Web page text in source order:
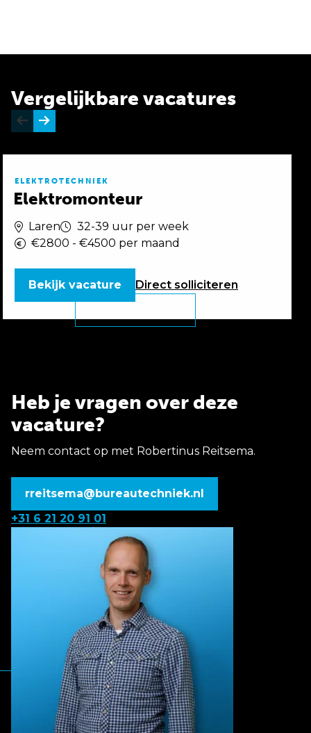
Vergelijkbare vacatures
ELEKTROTECHNIEK
Elektromonteur
Laren
32-39 uur per week
€2800 - €4500 per maand
Direct solliciteren
Bekijk vacature
Heb je vragen over deze
vacature?
Neem contact op met Robertinus Reitsema.
rreitsema@bureautechniek.nl
+31 6 21 20 91 01